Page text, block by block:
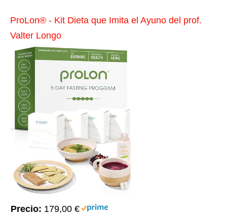
ProLon® - Kit Dieta que Imita el Ayuno del prof.
Valter Longo
Precio: 179,00 €